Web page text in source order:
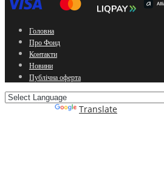
Головна
Про Фонд
Контакти
Новини
Публічна оферта
Translate